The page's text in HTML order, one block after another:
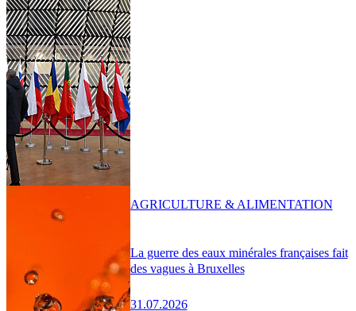
La guerre des eaux minérales françaises fait
des vagues à Bruxelles
31.07.2026
AGRICULTURE & ALIMENTATION